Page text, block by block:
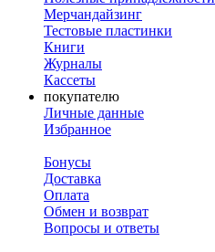
Мерчандайзинг
Тестовые пластинки
Книги
Журналы
Кассеты
покупателю
Личные данные
Избранное
Бонусы
Доставка
Оплата
Обмен и возврат
Вопросы и ответы